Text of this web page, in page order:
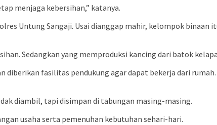
menjaga kebersihan,” katanya.
Untung Sangaji. Usai dianggap mahir, kelompok binaan
Sedangkan yang memproduksi kancing dari batok
fasilitas pendukung agar dapat bekerja dari
diambil, tapi disimpan di tabungan masing-masing.
usaha serta pemenuhan kebutuhan sehari-hari.